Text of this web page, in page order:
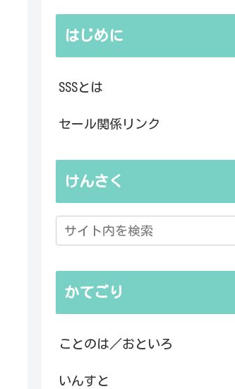
はじめに
SSSとは
セール関係リンク
けんさく
かてごり
ことのは／おといろ
いんすと